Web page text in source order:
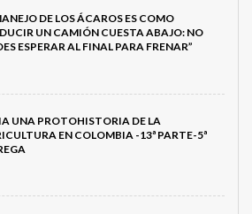
DE LOS ÁCAROS ES COMO
UN CAMIÓN CUESTA ABAJO: NO
ESPERAR AL FINAL PARA FRENAR”
UNA PROTOHISTORIA DE LA
EN COLOMBIA -13ª PARTE-5ª